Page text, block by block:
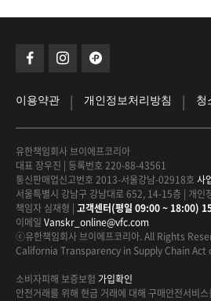
이용약관 | 개인정보처리방침 | 청
유한책임회사 브이에프코리아
대표 장우진 | 등록번호 220-88-43561
통신판매업신고번호 2013-서울강남-02918호 사
서울특별시 강남구 강남대로 652, 14-15층 | 개인
책임자 심재형 | 고객센터(평일 09:00 ~ 18:00)
이메일 Vanskr_online@vfc.com
ⓒ유한책임회사 브이에프코리아. All Rights
California Transparency in Supply Chain Act
소비자피해 보증보험 가입확인
안전거래를 위해 현금 거래에 대해 구매안전서비